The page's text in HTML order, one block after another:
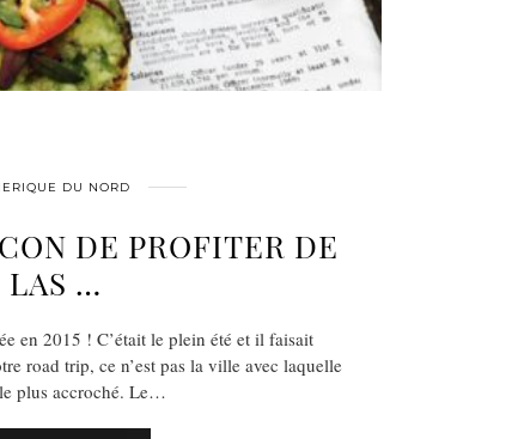
DU NORD
DE PROFITER DE
LAS …
en 2015 ! C’était le plein été et il faisait
road trip, ce n’est pas la ville avec laquelle
plus accroché. Le…